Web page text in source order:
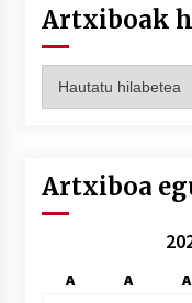
Artxiboak
hilez
Artxiboa
A A A